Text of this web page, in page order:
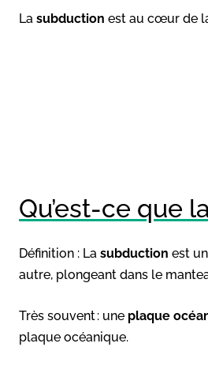
La subduction est au cœur de
Qu’est-ce que
Définition : La subduction est
autre, plongeant dans le
Très souvent : une plaque
plaque océanique.